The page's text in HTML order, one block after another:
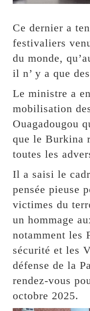
Ce dernier a
festivaliers
du monde,
il n’ y a que
Le ministre a
mobilisation
Ouagadougou
que le Burkina
toutes les
Il a saisi le
pensée pieuse
victimes du
un hommage
notamment les
sécurité et les
défense de la
rendez-vous
octobre 2025.